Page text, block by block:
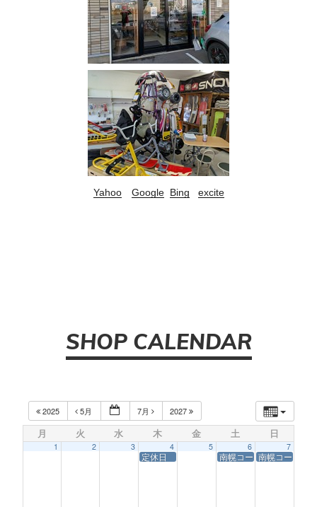
Yahoo Google Bing excite
SHOP CALENDAR
2025 5月 7月 2027
月 火 水 木 金 土 日
1 2 3 4
定休日
5 6
南幌コースサービス休業
7
南幌コースサ